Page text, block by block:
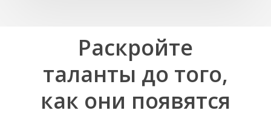
Раскройте
таланты до того,
как они появятся